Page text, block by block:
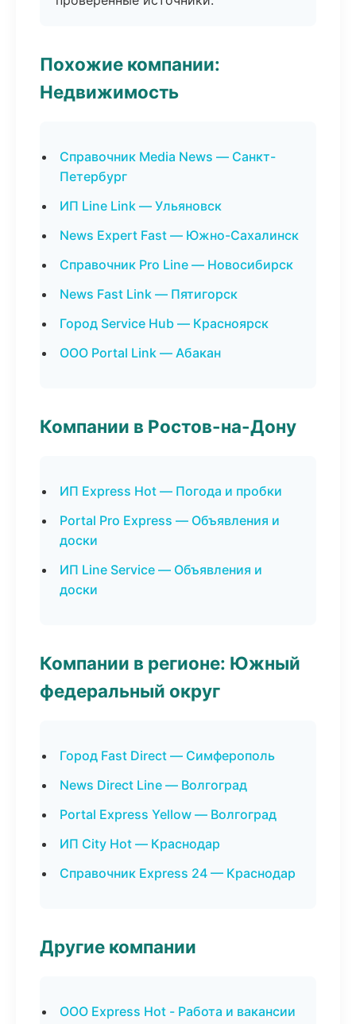
Похожие компании:
Недвижимость
Справочник Media News — Санкт-
Петербург
ИП Line Link — Ульяновск
News Expert Fast — Южно-Сахалинск
Справочник Pro Line — Новосибирск
News Fast Link — Пятигорск
Город Service Hub — Красноярск
ООО Portal Link — Абакан
Компании в Ростов-на-Дону
ИП Express Hot — Погода и пробки
Portal Pro Express — Объявления и
доски
ИП Line Service — Объявления и
доски
Компании в регионе: Южный
федеральный округ
Город Fast Direct — Симферополь
News Direct Line — Волгоград
Portal Express Yellow — Волгоград
ИП City Hot — Краснодар
Справочник Express 24 — Краснодар
Другие компании
ООО Express Hot - Работа и вакансии